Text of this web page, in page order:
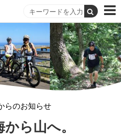
らのお知らせ
ら山へ。